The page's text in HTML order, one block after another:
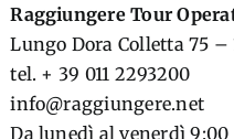
Raggiungere Tour
Lungo Dora Colletta 75 –
tel. + 39 011 2293200
info@raggiungere.net
Da lunedì al venerdì 9:00